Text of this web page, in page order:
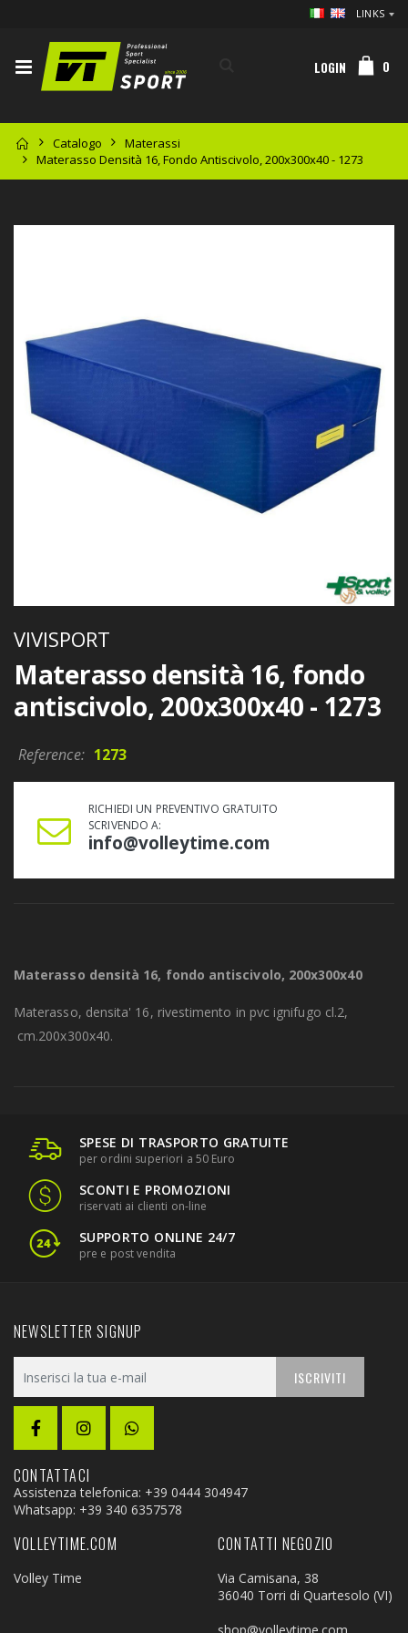
LINKS
LOGIN 0
Catalogo
Materassi
Materasso Densità 16, Fondo Antiscivolo, 200x300x40 - 1273
VIVISPORT
Materasso densità 16, fondo
antiscivolo, 200x300x40 - 1273
Reference: 1273
RICHIEDI UN PREVENTIVO GRATUITO
SCRIVENDO A:
info@volleytime.com
Materasso densità 16, fondo antiscivolo, 200x300x40
Materasso, densita' 16, rivestimento in pvc ignifugo cl.2,
cm.200x300x40.
SPESE DI TRASPORTO GRATUITE
per ordini superiori a 50 Euro
SCONTI E PROMOZIONI
riservati ai clienti on-line
SUPPORTO ONLINE 24/7
pre e post vendita
NEWSLETTER SIGNUP
ISCRIVITI
CONTATTACI
Assistenza telefonica: +39 0444 304947
Whatsapp: +39 340 6357578
VOLLEYTIME.COM
Volley Time
CONTATTI NEGOZIO
Via Camisana, 38
36040 Torri di Quartesolo (VI)